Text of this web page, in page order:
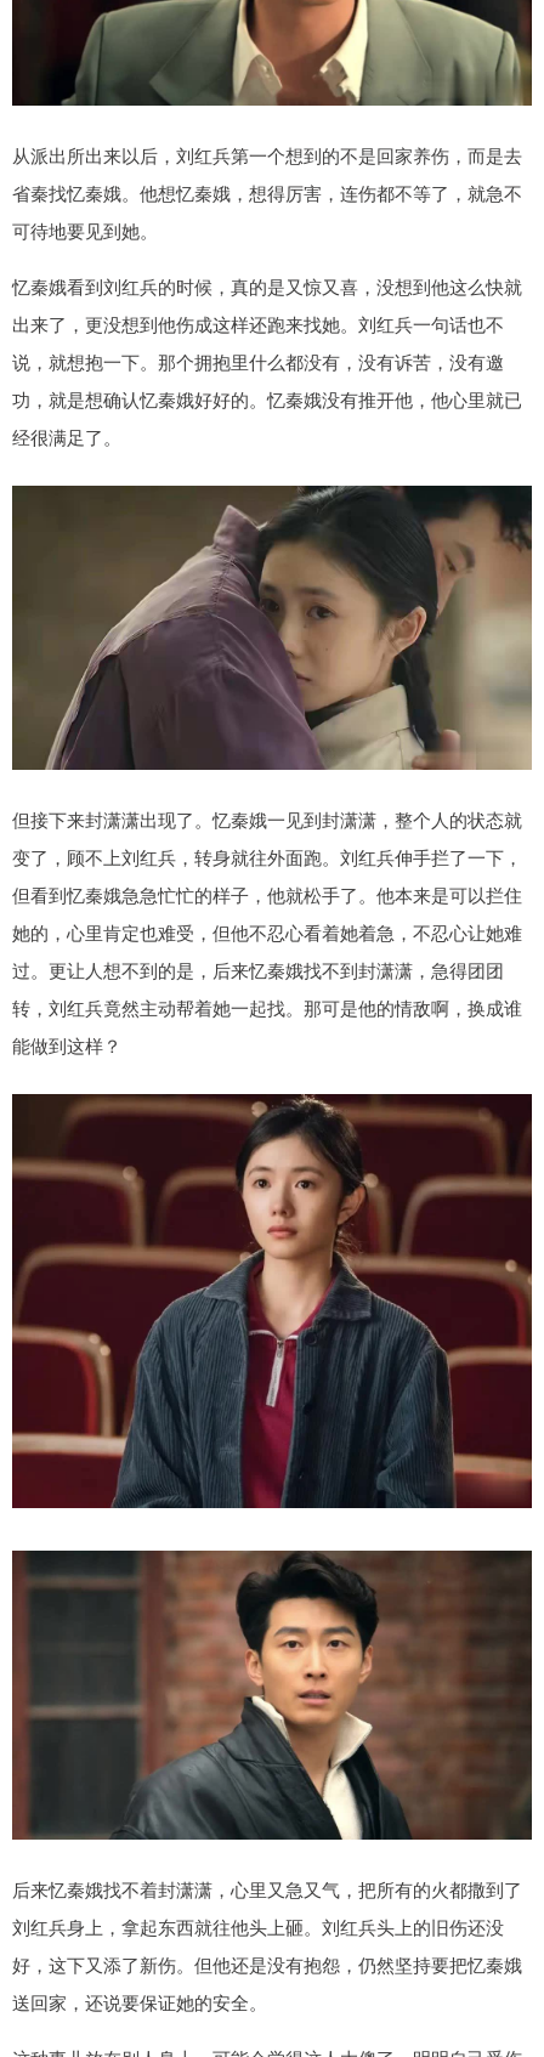
从派出所出来以后，刘红兵第一个想到的不是回家养伤，而是去
省秦找忆秦娥。他想忆秦娥，想得厉害，连伤都不等了，就急不
可待地要见到她。
忆秦娥看到刘红兵的时候，真的是又惊又喜，没想到他这么快就
出来了，更没想到他伤成这样还跑来找她。刘红兵一句话也不
说，就想抱一下。那个拥抱里什么都没有，没有诉苦，没有邀
功，就是想确认忆秦娥好好的。忆秦娥没有推开他，他心里就已
经很满足了。
但接下来封潇潇出现了。忆秦娥一见到封潇潇，整个人的状态就
变了，顾不上刘红兵，转身就往外面跑。刘红兵伸手拦了一下，
但看到忆秦娥急急忙忙的样子，他就松手了。他本来是可以拦住
她的，心里肯定也难受，但他不忍心看着她着急，不忍心让她难
过。更让人想不到的是，后来忆秦娥找不到封潇潇，急得团团
转，刘红兵竟然主动帮着她一起找。那可是他的情敌啊，换成谁
能做到这样？
后来忆秦娥找不着封潇潇，心里又急又气，把所有的火都撒到了
刘红兵身上，拿起东西就往他头上砸。刘红兵头上的旧伤还没
好，这下又添了新伤。但他还是没有抱怨，仍然坚持要把忆秦娥
送回家，还说要保证她的安全。